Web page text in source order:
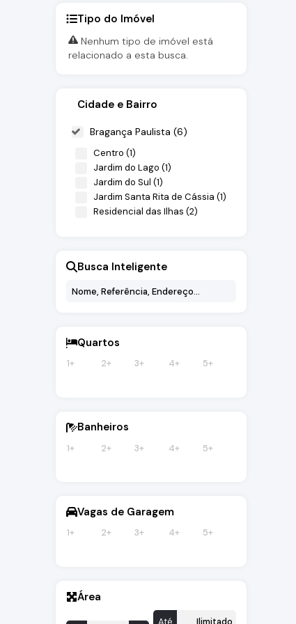
Tipo do Imóvel
Nenhum tipo de imóvel está
relacionado a esta busca.
Cidade e Bairro
Bragança Paulista (6)
Centro (1)
Jardim do Lago (1)
Jardim do Sul (1)
Jardim Santa Rita de Cássia (1)
Residencial das Ilhas (2)
Busca Inteligente
Quartos
1+ 2+ 3+ 4+ 5+
Banheiros
1+ 2+ 3+ 4+ 5+
Vagas de Garagem
1+ 2+ 3+ 4+ 5+
Área
Até